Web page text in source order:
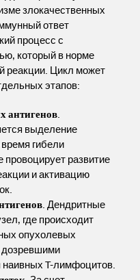
злокачественных
ответ
процесс с
который в норме
реакции. Цикл может
этапов:
антигенов.
выделение
гибели
провоцирует развитие
и активацию
. Дендритные
где происходит
опухолевых
дозревшими
T-лимфоцитов.